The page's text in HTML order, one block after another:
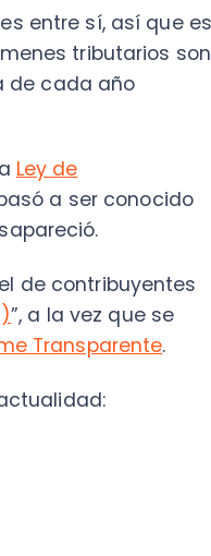
conocido
vez que se
General